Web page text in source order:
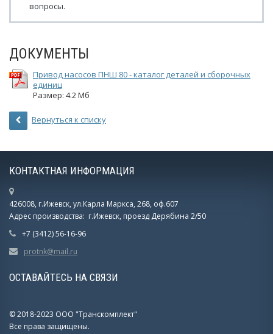
вопросы.
ДОКУМЕНТЫ
Привод насосов ПНШ 80 - каталог деталей и сборочных
единиц
Размер: 4.2 Мб
Вернуться к списку
КОНТАКТНАЯ ИНФОРМАЦИЯ
426008, г.Ижевск, ул.Карла Маркса, 268, оф.607
Адрес производства: г.Ижевск, проезд Дерябина 2/50
+7 (3412) 56-16-96
protnk@mail.ru
ОСТАВАЙТЕСЬ НА СВЯЗИ
© 2018-2023 ООО "Транскомплект"
Все права защищены.